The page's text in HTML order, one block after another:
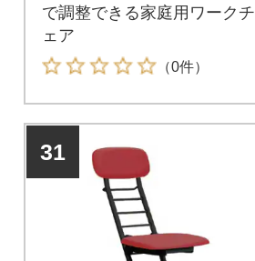
で調整できる家庭用ワークチ
ェア
（0件）
31